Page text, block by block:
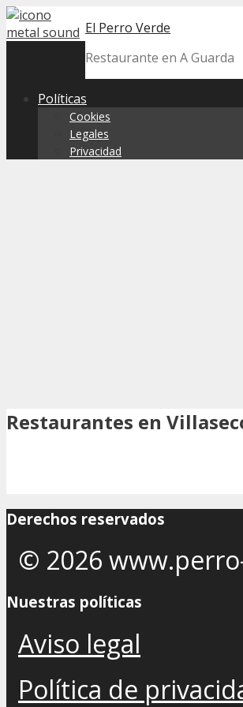
Skip
to
El Perro Verde
Restaurante en A Guarda
Políticas
Cookies
Legales
Privacidad
Restaurantes en
Derechos reservados
© 2026
Nuestras políticas
Aviso legal
Política de